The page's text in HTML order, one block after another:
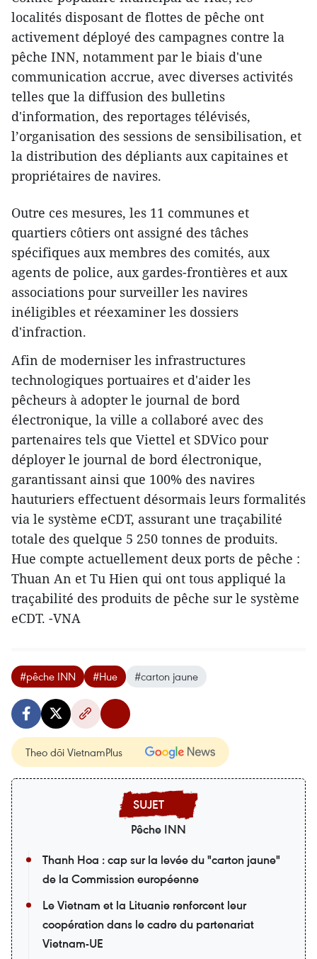
localités disposant de flottes de pêche ont
activement déployé des campagnes contre la
pêche INN, notamment par le biais d'une
communication accrue, avec diverses activités
telles que la diffusion des bulletins
d'information, des reportages télévisés,
l’organisation des sessions de sensibilisation, et
la distribution des dépliants aux capitaines et
propriétaires de navires.
Outre ces mesures, les 11 communes et
quartiers côtiers ont assigné des tâches
spécifiques aux membres des comités, aux
agents de police, aux gardes-frontières et aux
associations pour surveiller les navires
inéligibles et réexaminer les dossiers
d'infraction.
Afin de moderniser les infrastructures
technologiques portuaires et d'aider les
pêcheurs à adopter le journal de bord
électronique, la ville a collaboré avec des
partenaires tels que Viettel et SDVico pour
déployer le journal de bord électronique,
garantissant ainsi que 100% des navires
hauturiers effectuent désormais leurs formalités
via le système eCDT, assurant une traçabilité
totale des quelque 5 250 tonnes de produits.
Hue compte actuellement deux ports de pêche :
Thuan An et Tu Hien qui ont tous appliqué la
traçabilité des produits de pêche sur le système
eCDT. -VNA
#pêche INN #Hue #carton jaune
Theo dõi VietnamPlus
Pêche INN
Thanh Hoa : cap sur la levée du "carton jaune"
de la Commission européenne
Le Vietnam et la Lituanie renforcent leur
coopération dans le cadre du partenariat
Vietnam-UE